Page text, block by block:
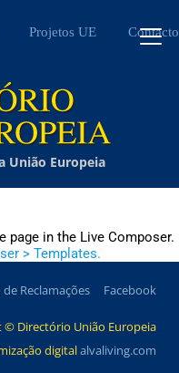
Projetos UE Contacto
União Europeia
page in the Live Composer.
> Templates.
de Reclamações Facebook
© Directório União Europeia
digitalalvaliving.com